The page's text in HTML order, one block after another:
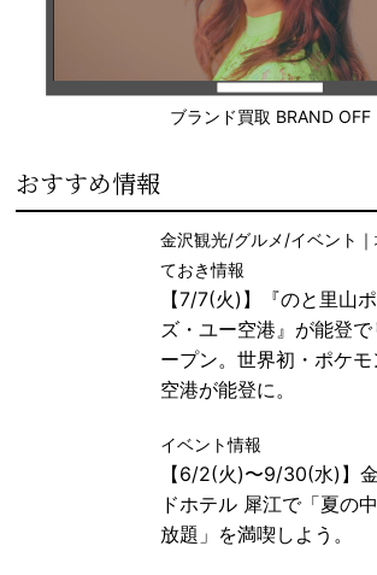
ブランド買取 BRAND OFF
おすすめ情報
金沢観光/グルメ/イベント
ておき情報
【7/7(火)】『のと里山
ズ・ユー空港』が能登
ープン。世界初・ポケ
空港が能登に。
イベント情報
【6/2(火)〜9/30(水)】
ドホテル 犀江で「夏の
放題」を満喫しよう。